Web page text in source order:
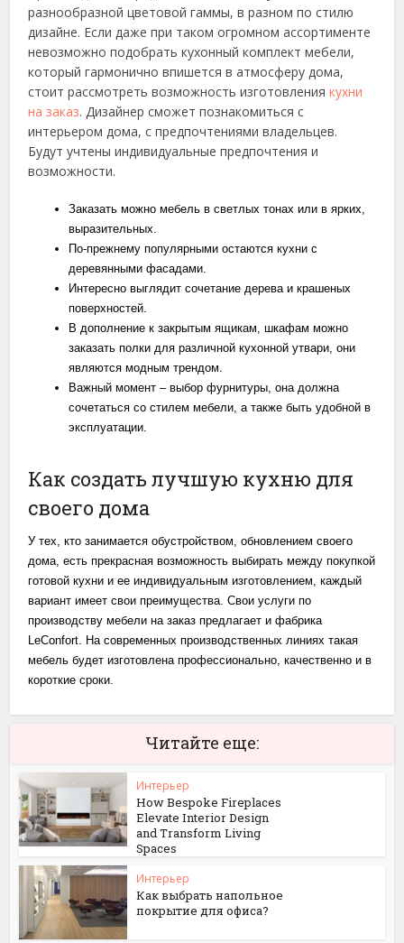
разнообразной цветовой гаммы, в разном по стилю
дизайне. Если даже при таком огромном ассортименте
невозможно подобрать кухонный комплект мебели,
который гармонично впишется в атмосферу дома,
стоит рассмотреть возможность изготовлениякухни
на заказ. Дизайнер сможет познакомиться с
интерьером дома, с предпочтениями владельцев.
Будут учтены индивидуальные предпочтения и
возможности.
Заказать можно мебель в светлых тонах или в ярких,
выразительных.
По-прежнему популярными остаются кухни с
деревянными фасадами.
Интересно выглядит сочетание дерева и крашеных
поверхностей.
В дополнение к закрытым ящикам, шкафам можно
заказать полки для различной кухонной утвари, они
являются модным трендом.
Важный момент – выбор фурнитуры, она должна
сочетаться со стилем мебели, а также быть удобной в
эксплуатации.
Как создать лучшую кухню для
своего дома
У тех, кто занимается обустройством, обновлением своего
дома, есть прекрасная возможность выбирать между покупкой
готовой кухни и ее индивидуальным изготовлением, каждый
вариант имеет свои преимущества. Свои услуги по
производству мебели на заказ предлагает и фабрика
LeConfort. На современных производственных линиях такая
мебель будет изготовлена профессионально, качественно и в
короткие сроки.
Читайте еще:
Интерьер
How Bespoke Fireplaces
Elevate Interior Design
and Transform Living
Spaces
Интерьер
Как выбрать напольное
покрытие для офиса?